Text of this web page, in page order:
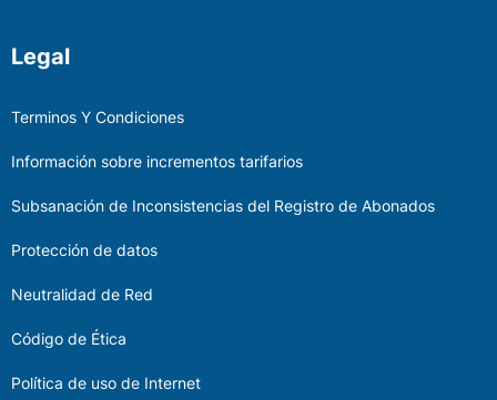
Legal
Terminos Y Condiciones
Información sobre incrementos tarifarios
Subsanación de Inconsistencias del Registro de Abonados
Protección de datos
Neutralidad de Red
Código de Ética
Política de uso de Internet